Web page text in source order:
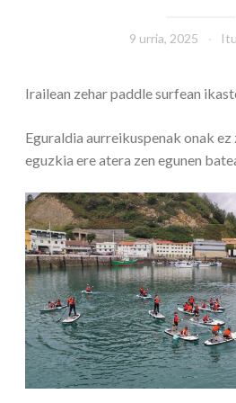
9 urria, 2025
Irailean zehar paddle surfean
Eguraldia aurreikuspenak onak ez
eguzkia ere atera zen egunen